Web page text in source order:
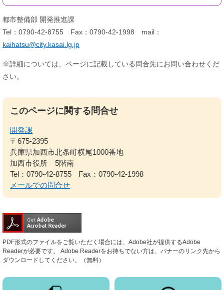
都市整備部 開発推進課
Tel：0790-42-8755 Fax：0790-42-1998 mail：
kaihatsu@city.kasai.lg.jp
※詳細については、ページに記載している問合先にお問い合わせくだ
さい。
このページに関する問合せ
開発課
〒675-2395
兵庫県加西市北条町横尾1000番地
加西市役所 5階南
Tel：0790-42-8755
Fax：0790-42-1998
メールでの問合せ
PDF形式のファイルをご覧いただく場合には、Adobe社が提供するAdobe
Readerが必要です。
Adobe Readerをお持ちでない方は、バナーのリンク先から
ダウンロードしてください。（無料）